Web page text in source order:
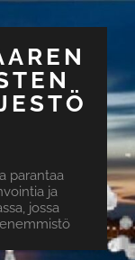
parantaa
ja
jossa